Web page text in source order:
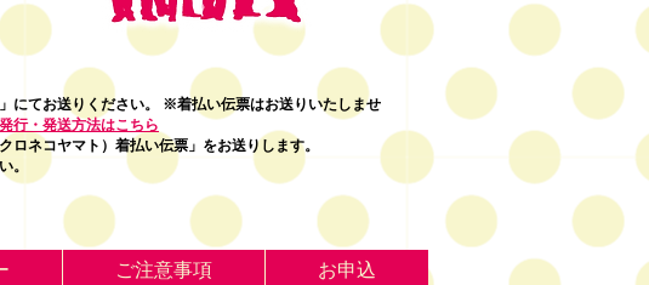
にてお送りください。 ※着払い伝票はお送りいたしませ
行・発送方法はこちら
ロネコヤマト）着払い伝票」をお送りします。
。
ご注意事項 お申込